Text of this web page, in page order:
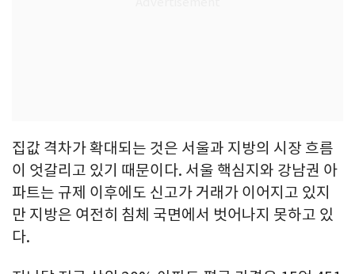
집값 격차가 확대되는 것은 서울과 지방의 시장 흐름
이 엇갈리고 있기 때문이다. 서울 핵심지와 강남권 아
파트는 규제 이후에도 신고가 거래가 이어지고 있지
만 지방은 여전히 침체 국면에서 벗어나지 못하고 있
다.